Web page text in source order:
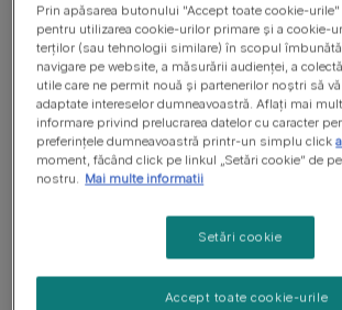
Purina a demonstrat că
bucăţilor selectate de pui
congelat oferă o digestie
proteinelor şi a grăsimilor şi
disponibilitate mai mare a
în comparaţie cu făina din
pasăre (datele din fişier).
tip de hrană, ci mai degrabă ce cantitate
Prin apăsarea butonului "Accept toate cookie-urile"
pentru utilizarea cookie-urilor primare și a cookie-
terților (sau tehnologii similare) în scopul
navigare pe website, a măsurării audienței, a
utile care ne permit nouă și partenerilor noștri să
adaptate intereselor dumneavoastră. Aflați mai
informare privind prelucrarea datelor cu caracter
preferințele dumneavoastră printr-un simplu click
moment, făcând click pe linkul „Setări cookie” de
nostru. Mai multe informatii
Setări cookie
Accept toate cookie-urile